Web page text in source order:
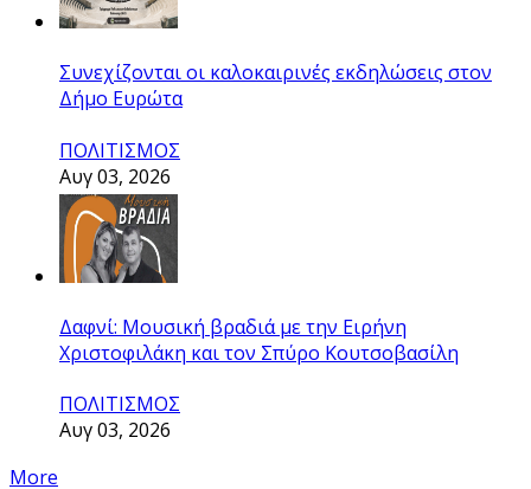
Συνεχίζονται οι καλοκαιρινές εκδηλώσεις στον
Δήμο Ευρώτα
ΠΟΛΙΤΙΣΜΟΣ
Αυγ 03, 2026
Δαφνί: Μουσική βραδιά με την Ειρήνη
Χριστοφιλάκη και τον Σπύρο Κουτσοβασίλη
ΠΟΛΙΤΙΣΜΟΣ
Αυγ 03, 2026
More